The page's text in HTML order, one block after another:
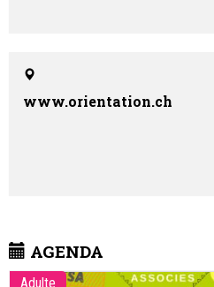
www.orientation.ch
AGENDA
Adulte